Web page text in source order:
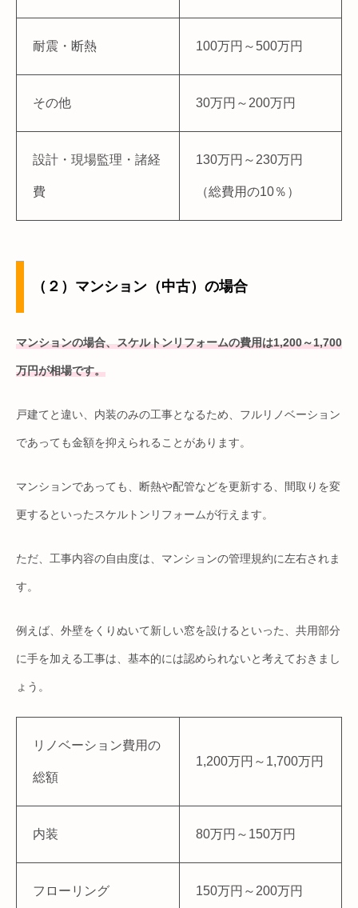
耐震・断熱 100万円～500万円
その他 30万円～200万円
設計・現場監理・諸経
費
130万円～230万円
（総費用の10％）
（２）マンション（中古）の場合
マンションの場合、スケルトンリフォームの費用は1,200～1,700
万円が相場です。
戸建てと違い、内装のみの工事となるため、フルリノベーション
であっても金額を抑えられることがあります。
マンションであっても、断熱や配管などを更新する、間取りを変
更するといったスケルトンリフォームが行えます。
ただ、工事内容の自由度は、マンションの管理規約に左右されま
す。
例えば、外壁をくりぬいて新しい窓を設けるといった、共用部分
に手を加える工事は、基本的には認められないと考えておきまし
ょう。
リノベーション費用の
総額
1,200万円～1,700万円
内装 80万円～150万円
フローリング 150万円～200万円